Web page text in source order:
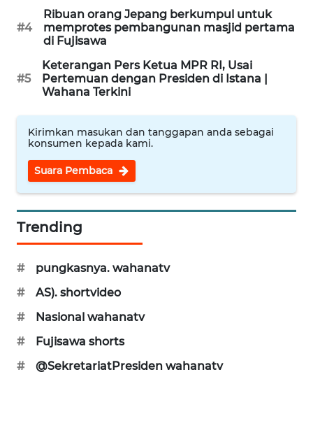
#4
Ribuan orang Jepang berkumpul untuk
memprotes pembangunan masjid pertama
di Fujisawa
#5
Keterangan Pers Ketua MPR RI, Usai
Pertemuan dengan Presiden di Istana |
Wahana Terkini
Kirimkan masukan dan tanggapan anda sebagai
konsumen kepada kami.
Suara Pembaca
Trending
#
pungkasnya. wahanatv
#
AS). shortvideo
#
Nasional wahanatv
#
Fujisawa shorts
#
@SekretariatPresiden wahanatv
WN
WN
WN
WN
PURWAKARTA
WN
PRIANGAN
TIMUR
WN
WN